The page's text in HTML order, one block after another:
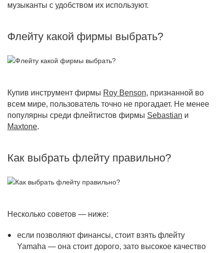
музыканты с удобством их используют.
Флейту какой фирмы выбрать?
Купив инструмент фирмы Roy Benson, признанной во
всем мире, пользователь точно не прогадает. Не менее
популярны среди флейтистов фирмы Sebastian и
Maxtone.
Как выбрать флейту правильно?
Несколько советов — ниже:
если позволяют финансы, стоит взять флейту
Yamaha — она стоит дорого, зато высокое качество